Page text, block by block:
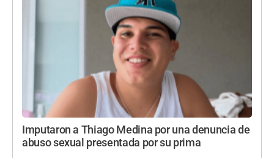
Imputaron a Thiago Medina por una denuncia de
abuso sexual presentada por su prima